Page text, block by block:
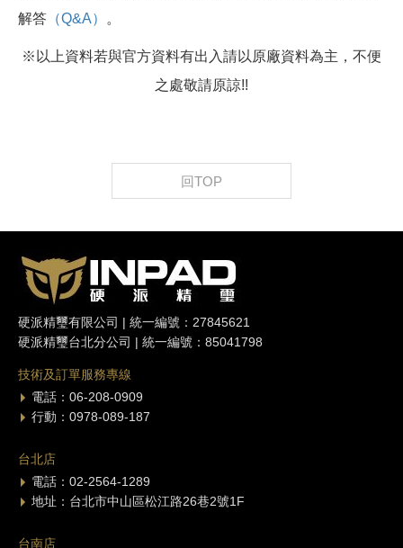
解答 （Q&A） 。
※以上資料若與官方資料有出入請以原廠資料為主，不便
之處敬請原諒!!
回TOP
硬派精璽有限公司 | 統一編號：27845621
硬派精璽台北分公司 | 統一編號：85041798
技術及訂單服務專線
電話：06-208-0909
行動：0978-089-187
台北店
電話：02-2564-1289
地址：台北市中山區松江路26巷2號1F
台南店